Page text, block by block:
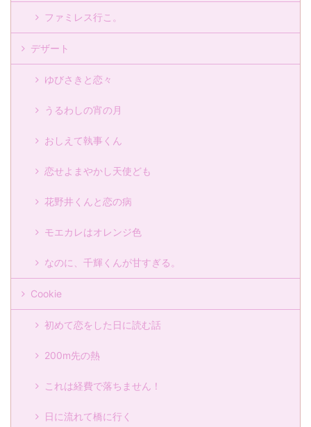
ファミレス行こ。
デザート
ゆびさきと恋々
うるわしの宵の月
おしえて執事くん
恋せよまやかし天使ども
花野井くんと恋の病
モエカレはオレンジ色
なのに、千輝くんが甘すぎる。
Cookie
初めて恋をした日に読む話
200m先の熱
これは経費で落ちません！
日に流れて橋に行く